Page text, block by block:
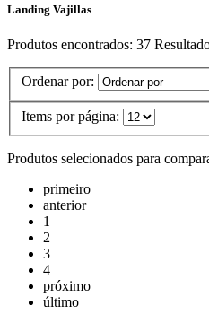
Landing Vajillas
Produtos encontrados: 37
Ordenar por:
Items por página:
Produtos selecionados para
primeiro
anterior
1
2
3
4
próximo
último